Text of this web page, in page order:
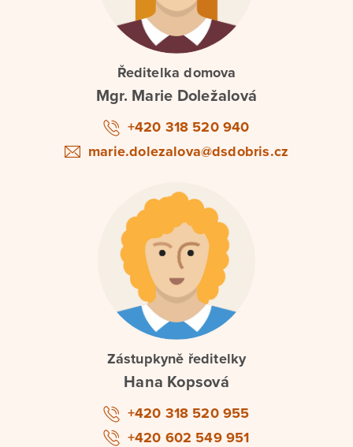
Ředitelka domova
Mgr. Marie Doležalová
+420 318 520 940
marie.dolezalova@dsdobris.cz
Zástupkyně ředitelky
Hana Kopsová
+420 318 520 955
+420 602 549 951